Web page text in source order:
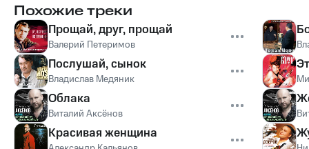
Похожие треки
Прощай, друг, прощай
Валерий Петеримов
Послушай, сынок
Владислав Медяник
Облака
Виталий Аксёнов
Красивая женщина